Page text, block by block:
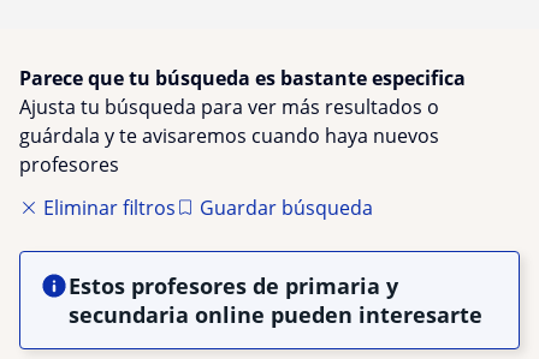
Parece que tu búsqueda es bastante especifica
Ajusta tu búsqueda para ver más resultados o
guárdala y te avisaremos cuando haya nuevos
profesores
Eliminar filtros
Guardar búsqueda
Estos profesores de primaria y
secundaria online pueden interesarte